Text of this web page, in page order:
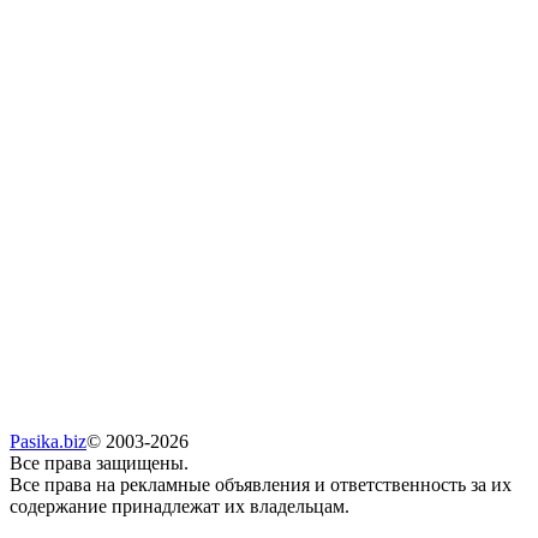
Pasika.biz© 2003-2026
Все права защищены.
Все права на рекламные объявления и ответственность за их
содержание принадлежат их владельцам.